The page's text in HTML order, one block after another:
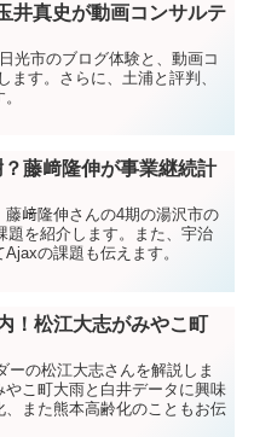
井真史が動画コンサルテ
光市のブログ体験と、動画コ
す。さらに、土浦と評判、
藤﨑隆伸が事業継続計
﨑隆伸さんの4期の湯沢市の
題を紹介します。また、宇治
の課題も伝えます。
！松江大志がみやこ町
ーの松江大志さんを解説しま
こ町大雨と白井データに興味
また熊本高齢化のこともお伝